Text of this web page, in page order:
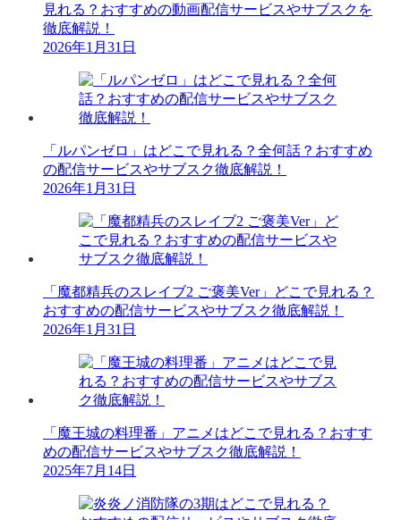
見れる？おすすめの動画配信サービスやサブスクを
徹底解説！
2026年1月31日
「ルパンゼロ」はどこで見れる？全何話？おすすめ
の配信サービスやサブスク徹底解説！
2026年1月31日
「魔都精兵のスレイブ2 ご褒美Ver」どこで見れる？
おすすめの配信サービスやサブスク徹底解説！
2026年1月31日
「魔王城の料理番」アニメはどこで見れる？おすす
めの配信サービスやサブスク徹底解説！
2025年7月14日